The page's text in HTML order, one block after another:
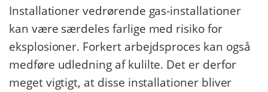
Installationer vedrørende gas-installationer
kan være særdeles farlige med risiko for
eksplosioner. Forkert arbejdsproces kan også
medføre udledning af kulilte. Det er derfor
meget vigtigt, at disse installationer bliver